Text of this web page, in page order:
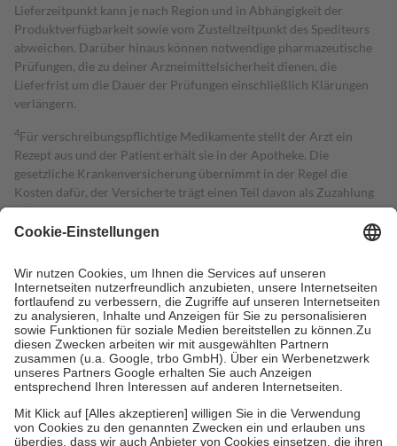
Lieferzeitpunkt kann je nach Region und in Abhängigkeit der
Produktverfügbarkeit sowie vom Zustellzeitpunkt des Spediteurs
abweichen. Darüber hinaus können notwendige pharmazeutische
Prüfungen, die zu deiner Arzneimittelsicherheit dienen, die
Lieferfrist um die Dauer der Prüfungen einschließlich Klärungen
verlängern.
4Für verschreibungspflichtige Medikamente stellt der Arzt ein
Rezept aus und der Patient erhält sie in der Apotheke. Die
gesetzliche Krankenversicherung übernimmt in der Regel die
Kosten dafür, der Versicherte trägt einen Teil davon als Zuzahlung
mit.
Grundsätzlich leisten Mitglieder Zuzahlungen in Höhe von zehn
höchstens zehn Euro.
Es sind jedoch nie mehr als die tatsächlichen
Kosten der Leistung zu entrichten.
Diese Regeln gelten grundsätzlich auch für Online-Apotheken.
Bei Heilmitteln und häuslicher Krankenpflege beträgt die
Zuzahlung zehn Prozent der Kosten sowie zehn Euro je
Verordnung.
Um das Engagement der Versicherten für ihre eigene Gesundheit zu
stärken und die besondere Stellung der Familie zu unterstützen,
fallenkeine Zuzahlungenan bei:
• Kindern und Jugendlichen bis zum vollendeten 18. Lebensjahr